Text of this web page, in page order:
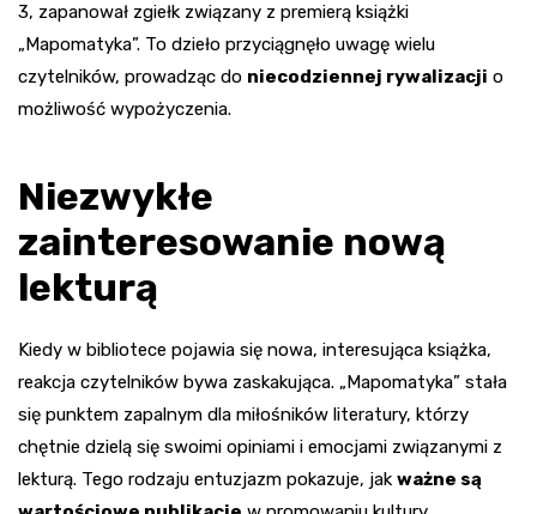
3, zapanował zgiełk związany z premierą książki
„Mapomatyka”. To dzieło przyciągnęło uwagę wielu
czytelników, prowadząc do niecodziennej rywalizacji o
możliwość wypożyczenia.
Niezwykłe
zainteresowanie nową
lekturą
Kiedy w bibliotece pojawia się nowa, interesująca książka,
reakcja czytelników bywa zaskakująca. „Mapomatyka” stała
się punktem zapalnym dla miłośników literatury, którzy
chętnie dzielą się swoimi opiniami i emocjami związanymi z
lekturą. Tego rodzaju entuzjazm pokazuje, jak ważne są